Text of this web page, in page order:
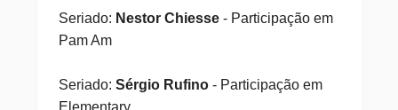
Seriado: Nestor Chiesse- Participação em
Pam Am
Seriado: Sérgio Rufino- Participação em
Elementary